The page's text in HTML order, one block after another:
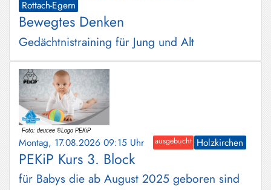
Rottach-Egern
Bewegtes Denken
Gedächtnistraining für Jung und Alt
Montag, 17.08.2026 09:15 Uhr ausgebucht Holzkirchen
PEKiP Kurs 3. Block
für Babys die ab August 2025 geboren sind